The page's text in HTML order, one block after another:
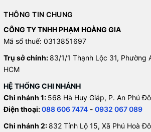
THÔNG TIN CHUNG
CÔNG TY TNHH PHẠM HOÀNG GIA
Mã số thuế: 0313851697
Trụ sở chính: 83/1/1 Thạnh Lộc 31, Phường
HCM
HỆ THỐNG CHI NHÁNH
Chi nhánh 1: 568 Hà Huy Giáp, P. An Phú
Điện thoại:088 606 7474 - 0932 067 089
Chi nhánh 2: 832 Tỉnh Lộ 15, Xã Phú Hoà